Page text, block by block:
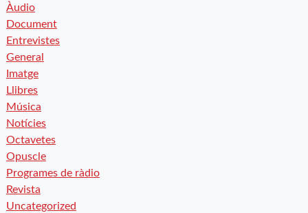
Àudio
Document
Entrevistes
General
Imatge
Llibres
Música
Notícies
Octavetes
Opuscle
Programes de ràdio
Revista
Uncategorized